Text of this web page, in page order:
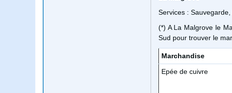
Services :
(*) A La Malgrove le
Sud pour trouver le
Marchandise
Epée de cuivre